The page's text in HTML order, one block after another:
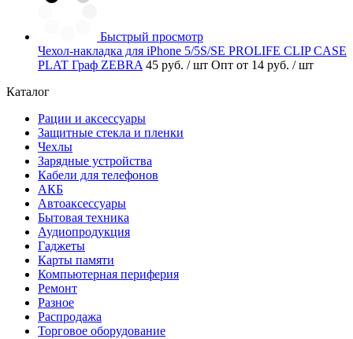
Быстрый просмотр
Чехол-накладка для iPhone 5/5S/SE PROLIFE CLIP CASE
PLAT Граф ZEBRA 45 руб. / шт Опт от 14 руб. / шт
Каталог
Рации и аксессуары
Защитные стекла и пленки
Чехлы
Зарядные устройства
Кабели для телефонов
АКБ
Автоаксессуары
Бытовая техника
Аудиопродукция
Гаджеты
Карты памяти
Компьютерная периферия
Ремонт
Разное
Распродажа
Торговое оборудование